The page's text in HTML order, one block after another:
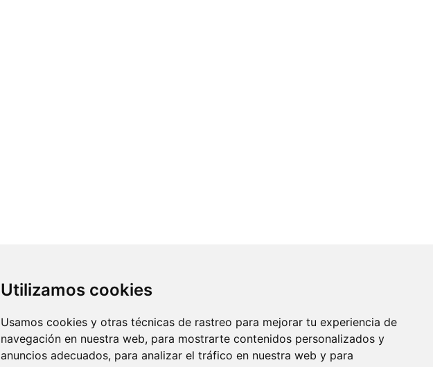
Utilizamos cookies
Usamos cookies y otras técnicas de rastreo para mejorar tu experiencia de
navegación en nuestra web, para mostrarte contenidos personalizados y
anuncios adecuados, para analizar el tráfico en nuestra web y para